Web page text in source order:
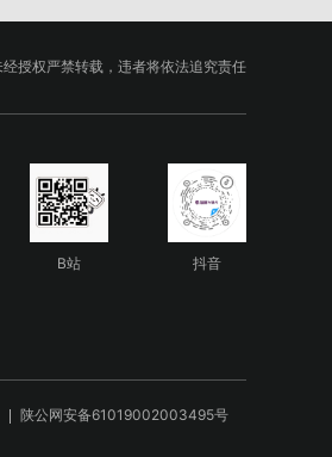
授权严禁转载，违者将依法追究责任
B站 抖音
陕公网安备61019002003495号